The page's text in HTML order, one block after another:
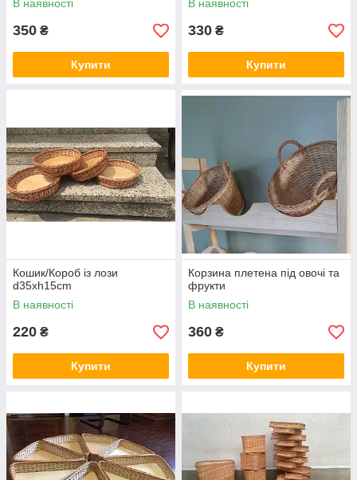
В наявності
350 ₴
Купити
В наявності
330 ₴
Купити
Кошик/Короб із лози
d35xh15cm
В наявності
220 ₴
Купити
Корзина плетена під овочі та
фрукти
В наявності
360 ₴
Купити